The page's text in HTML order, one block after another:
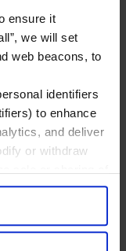
ensure it
we will set
web beacons, to
identifiers
to enhance
and deliver
or withdraw
“Do Not
in the footer of
and each
retention terms